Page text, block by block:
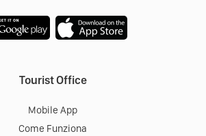
Tourist Office
Mobile App
Come Funziona